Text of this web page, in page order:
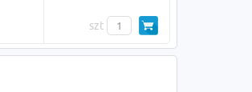
szt